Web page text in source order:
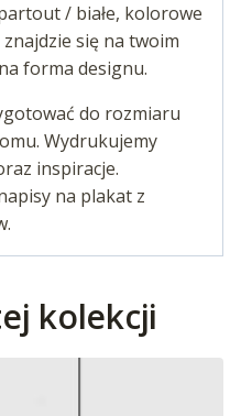
/ białe, kolorowe
się na twoim
forma designu.
do rozmiaru
Wydrukujemy
inspiracje.
na plakat z
kolekcji